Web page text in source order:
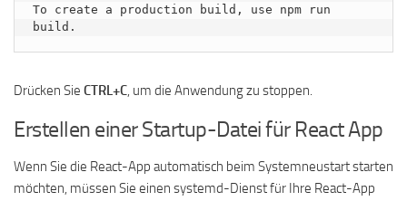
To create a production build, use npm run
Drücken Sie CTRL+C, um die Anwendung zu stoppen.
Erstellen einer Startup-Datei für React App
Wenn Sie die React-App automatisch beim Systemneustart starten
möchten, müssen Sie einen systemd-Dienst für Ihre React-App